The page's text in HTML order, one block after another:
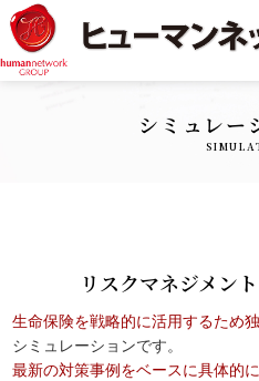
シミュレー
リスクマネジメン
生命保険を戦略的に活用するため
シミュレーションです。
最新の対策事例をベースに具体的